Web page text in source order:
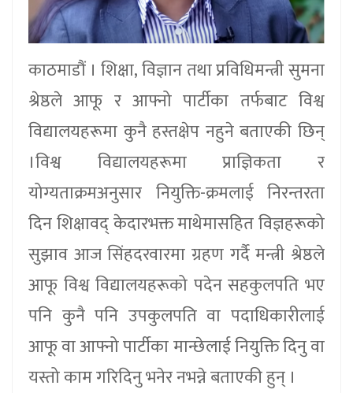
काठमाडौं । शिक्षा, विज्ञान तथा प्रविधिमन्त्री सुमना
श्रेष्ठले आफू र आफ्नो पार्टीका तर्फबाट विश्व
विद्यालयहरूमा कुनै हस्तक्षेप नहुने बताएकी छिन्
।विश्व विद्यालयहरूमा प्राज्ञिकता र
योग्यताक्रमअनुसार नियुक्ति-क्रमलाई निरन्तरता
दिन शिक्षावद् केदारभक्त माथेमासहित विज्ञहरूको
सुझाव आज सिंहदरवारमा ग्रहण गर्दै मन्त्री श्रेष्ठले
आफू विश्व विद्यालयहरूको पदेन सहकुलपति भए
पनि कुनै पनि उपकुलपति वा पदाधिकारीलाई
आफू वा आफ्नो पार्टीका मान्छेलाई नियुक्ति दिनु वा
यस्तो काम गरिदिनु भनेर नभन्ने बताएकी हुन् ।